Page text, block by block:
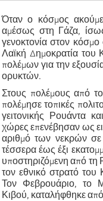
Όταν ο κόσμος ακούμε
αμέσως στη Γάζα,
γενοκτονία στον κόσμο
Λαϊκή Δημοκρατία του
πολέμων για την
ορυκτών.
Στους πολέμους από
πολέμησε τοπικές
γειτονικής Ρουάντα
χώρες επενέβησαν ως
αριθμό των νεκρών
τέσσερα έως έξι
υποστηριζόμενη από τη
τον εθνικό στρατό
Τον Φεβρουάριο, το
Κιβού, καταλήφθηκε